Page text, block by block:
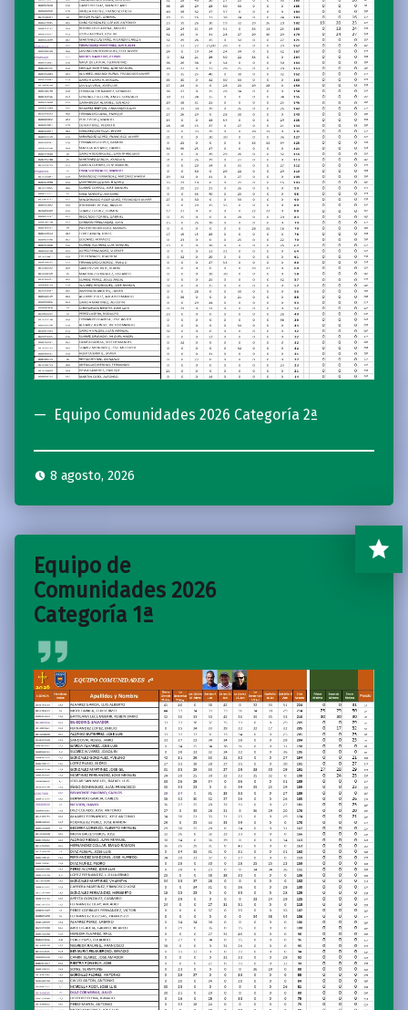
Equipo Comunidades 2026 Categoría 2ª
8 agosto, 2026
Equipo de
Comunidades 2026
Categoría 1ª